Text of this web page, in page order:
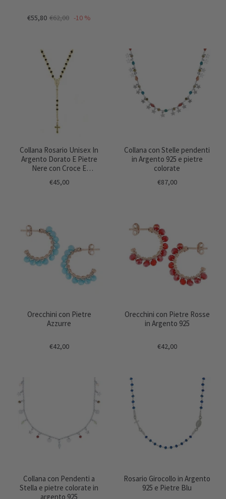
€55,80 €62,00 -10 %
Collana Rosario Unisex In
Argento Dorato E Pietre
Nere con Croce E
€45,00
Collana con Stelle pendenti
in Argento 925 e pietre
colorate
€87,00
Orecchini con Pietre
Azzurre
€42,00
Orecchini con Pietre Rosse
in Argento 925
€42,00
Collana con Pendenti a
Stella e pietre colorate in
argento 925
Rosario Girocollo in Argento
925 e Pietre Blu